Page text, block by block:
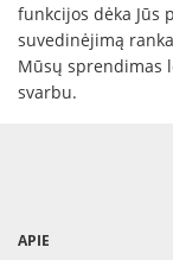
funkcijos dėka Jūs
suvedinėjimą
Mūsų sprendimas
svarbu.
APIE